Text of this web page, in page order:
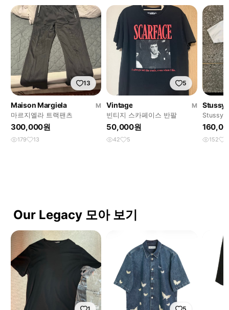
13
Maison Margiela
M
마르지엘라 트랙팬츠
300,000원
179 13
5
Vintage
M
빈티지 스카페이스 반팔
50,000원
42 5
Stussy
Stussy
Shirt
152
Our Legacy 모아 보기